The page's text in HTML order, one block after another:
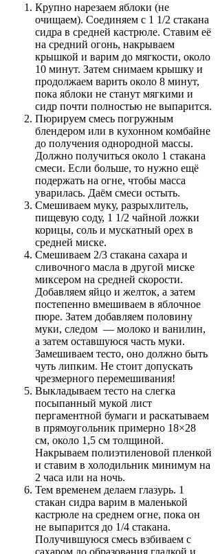
Крупно нарезаем яблоки (не
очищаем). Соединяем с 1 1/2 стакана
сидра в средней кастрюле. Ставим её
на средний огонь, накрываем
крышкой и варим до мягкости, около
10 минут. Затем снимаем крышку и
продолжаем варить около 8 минут,
пока яблоки не станут мягкими и
сидр почти полностью не выпарится.
Пюрируем смесь погружным
блендером или в кухонном комбайне
до получения однородной массы.
Должно получиться около 1 стакана
смеси. Если больше, то нужно ещё
подержать на огне, чтобы масса
уварилась. Даём смеси остыть.
Смешиваем муку, разрыхлитель,
пищевую соду, 1 1/2 чайной ложки
корицы, соль и мускатный орех в
средней миске.
Смешиваем 2/3 стакана сахара и
сливочного масла в другой миске
миксером на средней скорости.
Добавляем яйцо и желток, а затем
постепенно вмешиваем в яблочное
пюре. Затем добавляем половину
муки, следом — молоко и ванилин,
а затем оставшуюся часть муки.
Замешиваем тесто, оно должно быть
чуть липким. Не стоит допускать
чрезмерного перемешивания!
Выкладываем тесто на слегка
посыпанный мукой лист
пергаментной бумаги и раскатываем
в прямоугольник примерно 18×28
см, около 1,5 см толщиной.
Накрываем полиэтиленовой пленкой
и ставим в холодильник минимум на
2 часа или на ночь.
Тем временем делаем глазурь. 1
стакан сидра варим в маленькой
кастрюле на среднем огне, пока он
не выпарится до 1/4 стакана.
Получившуюся смесь взбиваем с
сахаром до образования гладкой и